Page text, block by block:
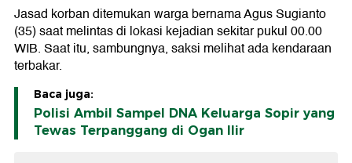
Jasad korban ditemukan warga bernama Agus Sugianto
(35) saat melintas di lokasi kejadian sekitar pukul 00.00
WIB. Saat itu, sambungnya, saksi melihat ada kendaraan
terbakar.
Baca juga:
Polisi Ambil Sampel DNA Keluarga Sopir yang
Tewas Terpanggang di Ogan Ilir